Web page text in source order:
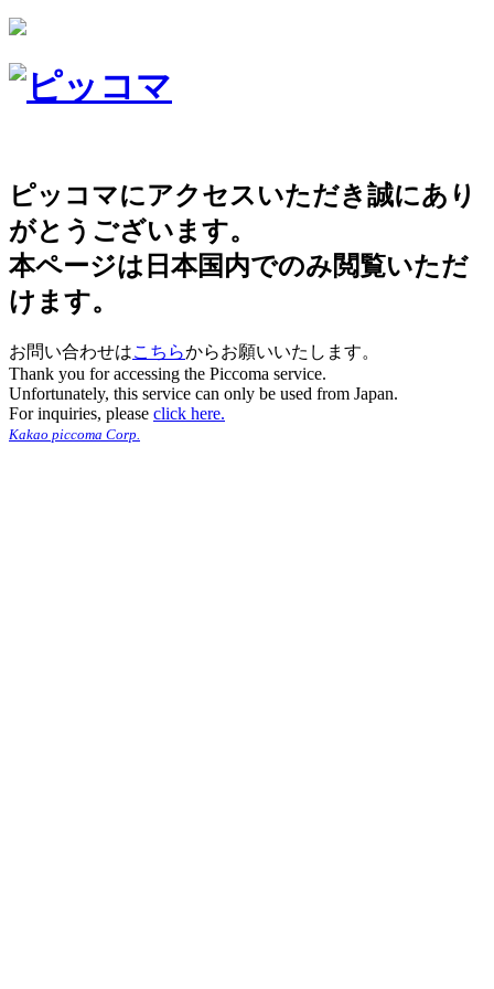
ピッコマにアクセスいただき誠にあり
がとうございます。
本ページは日本国内でのみ閲覧いただ
けます。
お問い合わせはこちらからお願いいたします。
Thank you for accessing the Piccoma service.
Unfortunately, this service can only be used from Japan.
For inquiries, please click here.
Kakao piccoma Corp.